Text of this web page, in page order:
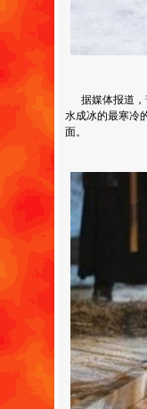
据媒体报道，
水成冰的最寒冷
面。